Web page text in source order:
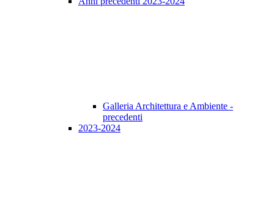
Galleria Architettura e Ambiente -
precedenti
2023-2024